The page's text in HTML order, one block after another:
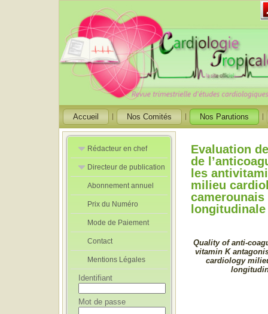
Accueil Nos Comités Nos Parutions
Rédacteur en chef
Rédacteurs en
Chef Adjoint
Directeur de publication
Directeur de
publication
adjoint
Abonnement annuel
Prix du Numéro
Mode de Paiement
Contact
Mentions Légales
Identifiant
Mot de passe
Evaluation
de
les
milieu
camerounais
Quality of anti-
vitamin K
cardiology